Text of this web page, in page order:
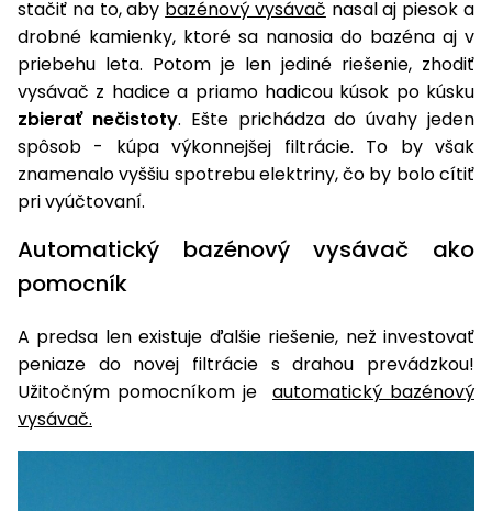
stačiť na to, aby bazénový vysávač nasal aj piesok a
drobné kamienky, ktoré sa nanosia do bazéna aj v
priebehu leta. Potom je len jediné riešenie, zhodiť
vysávač z hadice a priamo hadicou kúsok po kúsku
zbierať nečistoty. Ešte prichádza do úvahy jeden
spôsob - kúpa výkonnejšej filtrácie. To by však
znamenalo vyššiu spotrebu elektriny, čo by bolo cítiť
pri vyúčtovaní.
Automatický bazénový vysávač ako
pomocník
A predsa len existuje ďalšie riešenie, než investovať
peniaze do novej filtrácie s drahou prevádzkou!
Užitočným pomocníkom je automatický bazénový
vysávač.